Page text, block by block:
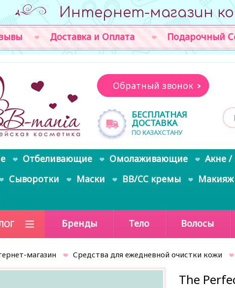
Интернет-магазин
Доставка и Оплата Подарочный
Обратный звонок
БЕСПЛАТНАЯ
ДОСТАВКА
ПО КАЗАХСТАНУ
Отбеливающие Омолаживающие Акне
Сыворотки Маски BB/CC кремы Макияж
Бренды Тело Волосы
магазин Средства для ежедневной очистки кожи
The